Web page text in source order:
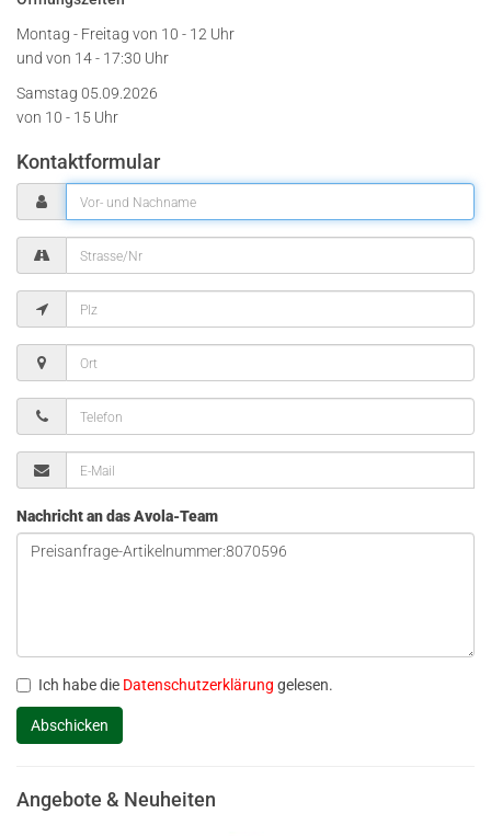
Montag - Freitag von 10 - 12 Uhr
und von 14 - 17:30 Uhr
Samstag 05.09.2026
von 10 - 15 Uhr
Kontaktformular
Nachricht an das Avola-Team
Ich habe die Datenschutzerklärung gelesen.
Angebote & Neuheiten